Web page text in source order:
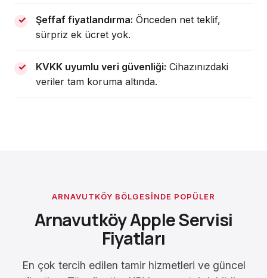
Şeffaf fiyatlandırma: Önceden net teklif,
sürpriz ek ücret yok.
KVKK uyumlu veri güvenliği: Cihazınızdaki
veriler tam koruma altında.
ARNAVUTKÖY BÖLGESINDE POPÜLER
Arnavutköy Apple Servisi
Fiyatları
En çok tercih edilen tamir hizmetleri ve güncel